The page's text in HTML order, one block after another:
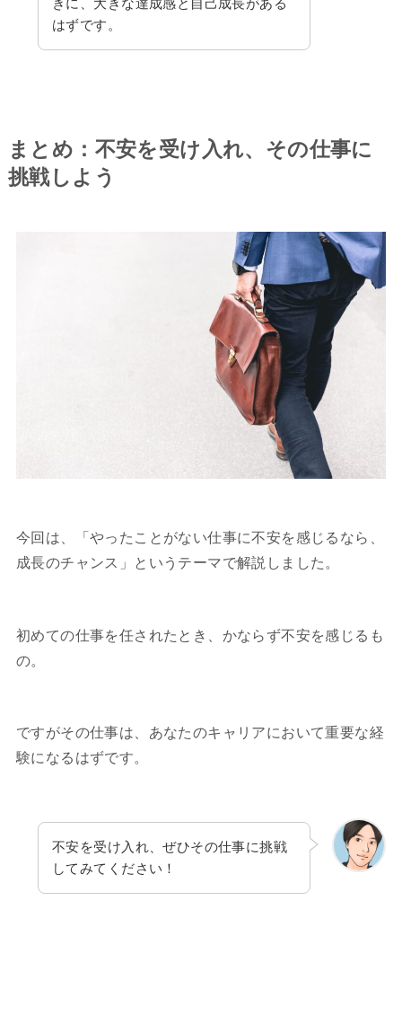
きに、大きな達成感と自己成長がある
はずです。
まとめ：不安を受け入れ、その仕事に
挑戦しよう
今回は、「やったことがない仕事に不安を感じるなら、
成長のチャンス」というテーマで解説しました。
初めての仕事を任されたとき、かならず不安を感じるも
の。
ですがその仕事は、あなたのキャリアにおいて重要な経
験になるはずです。
不安を受け入れ、ぜひその仕事に挑戦
してみてください！